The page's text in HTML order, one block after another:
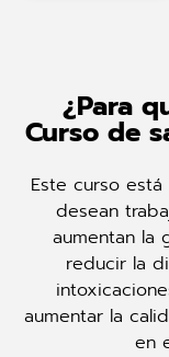
¿Para
Curso de
Este curso
desean
aumentan la
reducir la
aumentar la
en